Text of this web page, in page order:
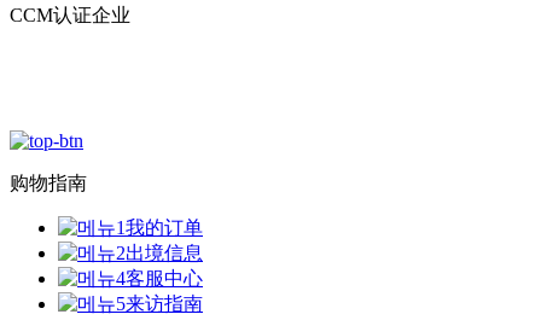
CCM认证企业
购物指南
我的订单
出境信息
客服中心
来访指南